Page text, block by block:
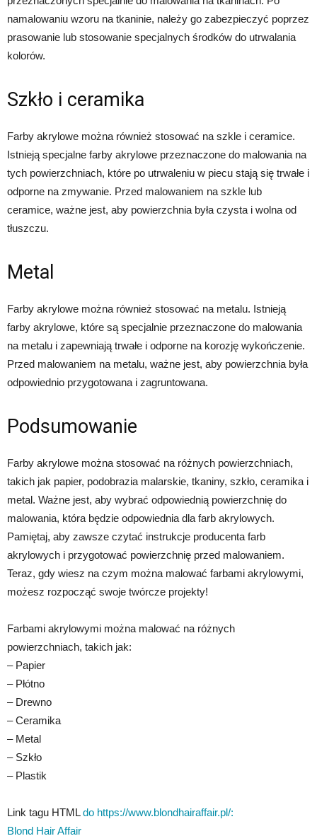
namalowaniu wzoru na tkaninie, należy go zabezpieczyć poprzez
prasowanie lub stosowanie specjalnych środków do utrwalania
kolorów.
Szkło i ceramika
Farby akrylowe można również stosować na szkle i ceramice.
Istnieją specjalne farby akrylowe przeznaczone do malowania na
tych powierzchniach, które po utrwaleniu w piecu stają się trwałe i
odporne na zmywanie. Przed malowaniem na szkle lub
ceramice, ważne jest, aby powierzchnia była czysta i wolna od
tłuszczu.
Metal
Farby akrylowe można również stosować na metalu. Istnieją
farby akrylowe, które są specjalnie przeznaczone do malowania
na metalu i zapewniają trwałe i odporne na korozję wykończenie.
Przed malowaniem na metalu, ważne jest, aby powierzchnia była
odpowiednio przygotowana i zagruntowana.
Podsumowanie
Farby akrylowe można stosować na różnych powierzchniach,
takich jak papier, podobrazia malarskie, tkaniny, szkło, ceramika i
metal. Ważne jest, aby wybrać odpowiednią powierzchnię do
malowania, która będzie odpowiednia dla farb akrylowych.
Pamiętaj, aby zawsze czytać instrukcje producenta farb
akrylowych i przygotować powierzchnię przed malowaniem.
Teraz, gdy wiesz na czym można malować farbami akrylowymi,
możesz rozpocząć swoje twórcze projekty!
Farbami akrylowymi można malować na różnych
powierzchniach, takich jak:
– Papier
– Płótno
– Drewno
– Ceramika
– Metal
– Szkło
– Plastik
Link tagu HTMLdo https://www.blondhairaffair.pl/:
Blond Hair Affair